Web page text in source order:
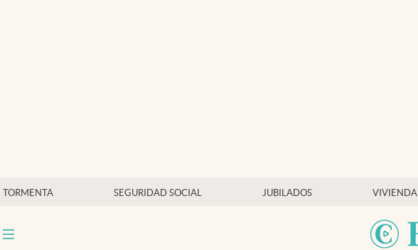
TORMENTA SEGURIDAD SOCIAL JUBILADOS VIVIENDA